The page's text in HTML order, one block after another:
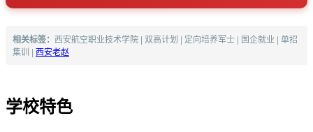
相关标签： 西安航空职业技术学院 | 双高计划 | 定向培养军士 | 国企就业 | 单招
集训 | 西安老赵
学校特色